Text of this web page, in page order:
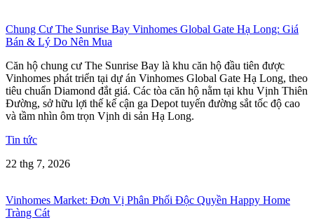
Chung Cư The Sunrise Bay Vinhomes Global Gate Hạ Long: Giá
Bán & Lý Do Nên Mua
Căn hộ chung cư The Sunrise Bay là khu căn hộ đầu tiên được
Vinhomes phát triển tại dự án Vinhomes Global Gate Hạ Long, theo
tiêu chuẩn Diamond đắt giá. Các tòa căn hộ nằm tại khu Vịnh Thiên
Đường, sở hữu lợi thế kế cận ga Depot tuyến đường sắt tốc độ cao
và tầm nhìn ôm trọn Vịnh di sản Hạ Long.
Tin tức
22 thg 7, 2026
Vinhomes Market: Đơn Vị Phân Phối Độc Quyền Happy Home
Tràng Cát